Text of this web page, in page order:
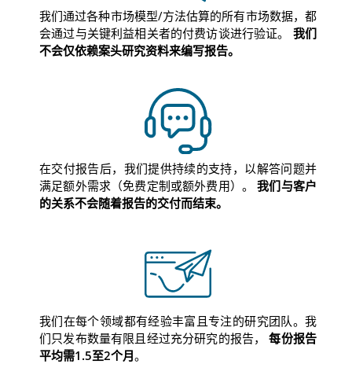
我们通过各种市场模型/方法估算的所有市场数据，都
会通过与关键利益相关者的付费访谈进行验证。 我们
不会仅依赖案头研究资料来编写报告。
在交付报告后，我们提供持续的支持，以解答问题并
满足额外需求（免费定制或额外费用）。我们与客户
的关系不会随着报告的交付而结束。
我们在每个领域都有经验丰富且专注的研究团队。我
们只发布数量有限且经过充分研究的报告，每份报告
平均需1.5至2个月。